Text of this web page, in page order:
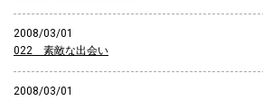
2008/03/01
022 素敵な出会い
2008/03/01